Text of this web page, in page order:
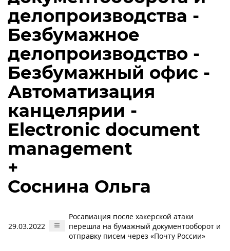
делопроизводства -
Безбумажное
делопроизводство -
Безбумажный офис -
Автоматизация
канцелярии -
Electronic document
management
+
Соснина Ольга
29.03.2022
Росавиация после хакерской атаки
перешла на бумажный документооборот и
отправку писем через «Почту России»